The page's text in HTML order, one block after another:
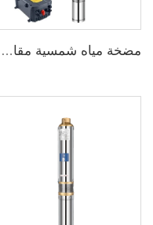
مضخة مياه شمسية مقاس 3 بوصة ذات شفرة من الفولاذ المقاوم للصدأ لري الزراعة